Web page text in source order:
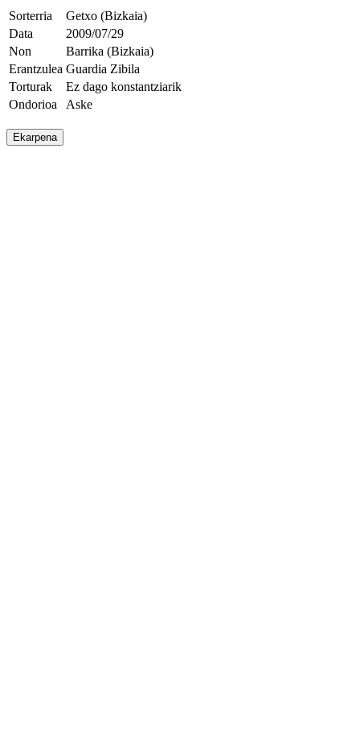
Sorterria
Getxo (Bizkaia)
Data
2009/07/29
Non
Barrika (Bizkaia)
Erantzulea Guardia Zibila
Torturak
Ez dago konstantziarik
Ondorioa
Aske